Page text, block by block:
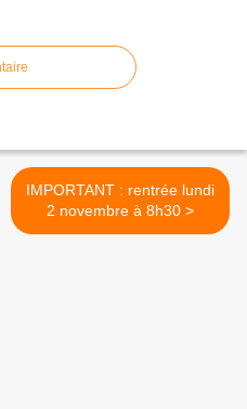
IMPORTANT : rentrée lundi
2 novembre à 8h30 >